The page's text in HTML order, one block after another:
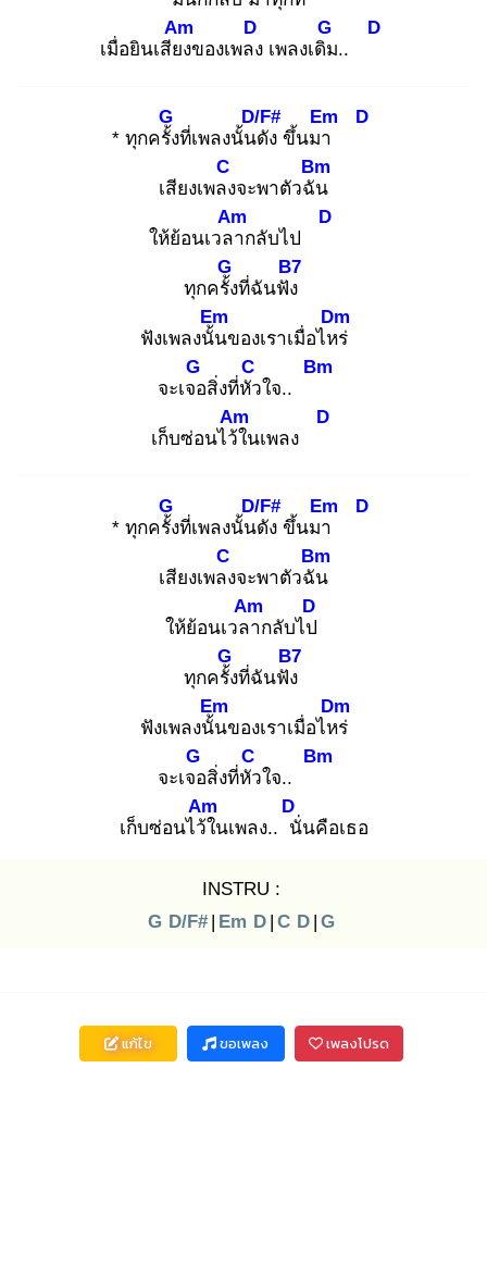
เมื่อยินเสียง
Am
ของเพลง
D
เพลงเดิม
G
..
D
* ทุกครั้ง
G
ที่เพลงนั้นดั
D/F#
ง ขึ้นมา
Em D
เสียงเพลง
C
จะพาตัวฉัน
Bm
ให้ย้อนเวลา
Am
กลับไป
D
ทุกครั้ง
G
ที่ฉันฟัง
B7
ฟังเพลงนั้น
Em
ของเราเมื่อไหร่
Dm
จะเจอ
G
สิ่งที่หัว
C
ใจ..
Bm
เก็บซ่อนไว้ใ
Am
นเพลง
D
* ทุกครั้ง
G
ที่เพลงนั้นดั
D/F#
ง ขึ้นมา
Em D
เสียงเพลง
C
จะพาตัวฉัน
Bm
ให้ย้อนเวลา
Am
กลับไป
D
ทุกครั้ง
G
ที่ฉันฟัง
B7
ฟังเพลงนั้น
Em
ของเราเมื่อไหร่
Dm
จะเจอ
G
สิ่งที่หัว
C
ใจ..
Bm
เก็บซ่อนไว้ใ
Am
นเพลง.. นั่
D
นคือเธอ
INSTRU :
G D/F# | Em D | C D | G
แก้ไข ขอเพลง เพลงโปรด